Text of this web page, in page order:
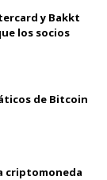
y Bakkt
los socios
de Bitcoin
criptomoneda